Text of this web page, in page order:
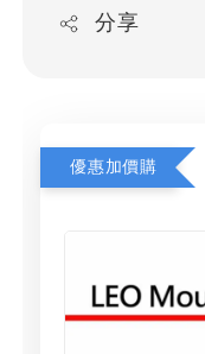
分享
優惠加價購